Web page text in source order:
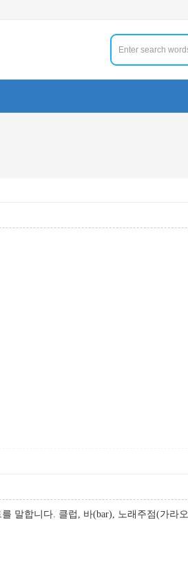
말합니다. 클럽, 바(bar), 노래주점(가라